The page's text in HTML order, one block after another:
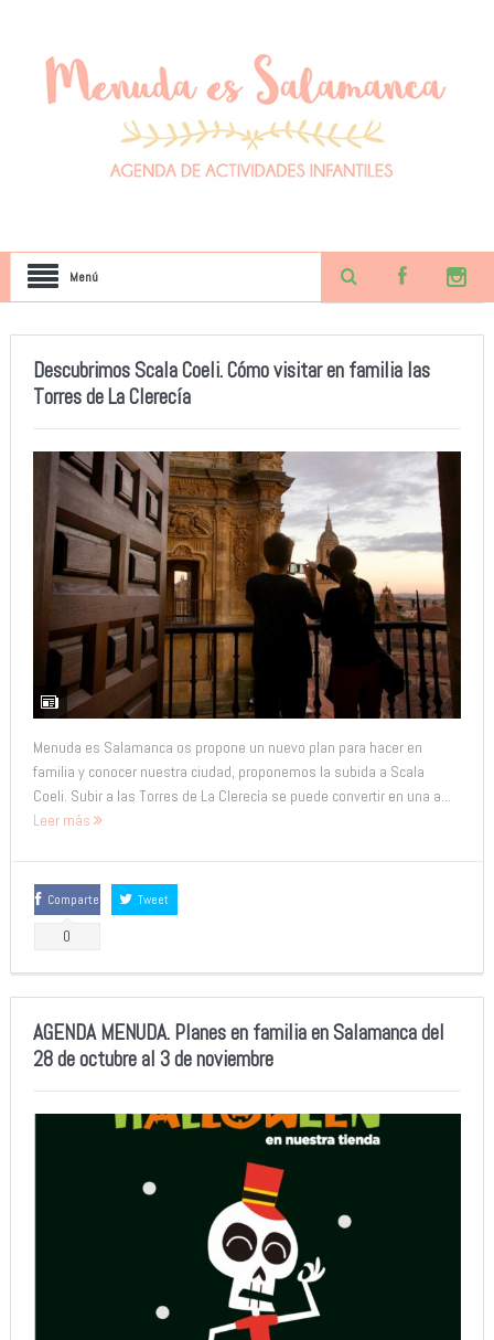
Menú
Descubrimos Scala Coeli. Cómo visitar en familia las
Torres de La Clerecía
Menuda es Salamanca os propone un nuevo plan para hacer en
familia y conocer nuestra ciudad, proponemos la subida a Scala
Coeli. Subir a las Torres de La Clerecía se puede convertir en una a...
Leer más
Comparte
0
Tweet
AGENDA MENUDA. Planes en familia en Salamanca del
28 de octubre al 3 de noviembre